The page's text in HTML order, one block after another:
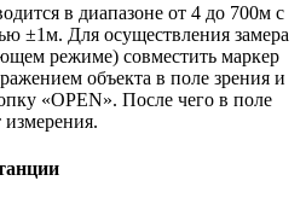
в диапазоне от 4 до 700м с
±1м. Для осуществления замера
режиме) совместить маркер
объекта в поле зрения и
«OPEN». После чего в поле
измерения.